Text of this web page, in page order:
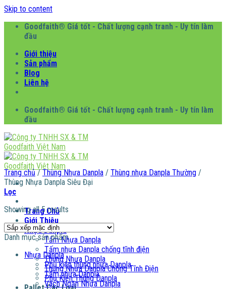
Skip to content
Goodfaith® Giá tốt - Chất lượng cạnh tranh - Uy tín làm
đầu
Giới thiệu
Sản phẩm
Blog
Liên hệ
Goodfaith® Giá tốt - Chất lượng cạnh tranh - Uy tín làm
đầu
Trang Chủ
Giới Thiệu
Nhựa Danpla
Tấm Nhựa Danpla
Tấm nhựa Danpla chống tĩnh điện
Thùng Nhựa Danpla
Thùng Nhựa Danpla Chống Tĩnh Điện
Phụ Kiện Thùng Danpla
Trang chủ / Thùng Nhựa Danpla / Thùng nhựa Danpla Thường /
Thùng Nhựa Danpla Siêu Đại
Lọc
Showing all 5 results
Danh mục sản phẩm
Nhựa Danpla
Phụ kiện thùng nhựa Danpla
Tấm nhựa Danpla
Vách Ngăn Nhựa Danpla